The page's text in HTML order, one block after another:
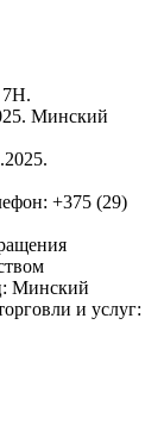
7Н.
Минский
+375 (29)
Минский
и услуг: